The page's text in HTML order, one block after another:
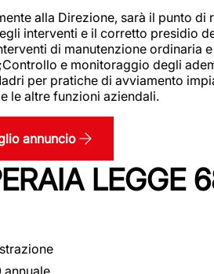
alla Direzione, sarà il punto
interventi e il corretto presidio
di manutenzione ordinaria
e monitoraggio degli
per pratiche di avviamento
le altre funzioni aziendali.
annuncio
LEGGE
annuale